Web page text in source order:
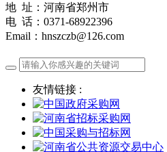
地 址：河南省郑州市
电 话：0371-68922396
Email：hnszczb@126.com
友情链接 :